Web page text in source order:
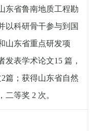
东省鲁南地质工程勘
以科研骨干参与到国
山东省重点研发项
发表学术论文15 篇，
2篇；获得山东省自然
二等奖 2 次。